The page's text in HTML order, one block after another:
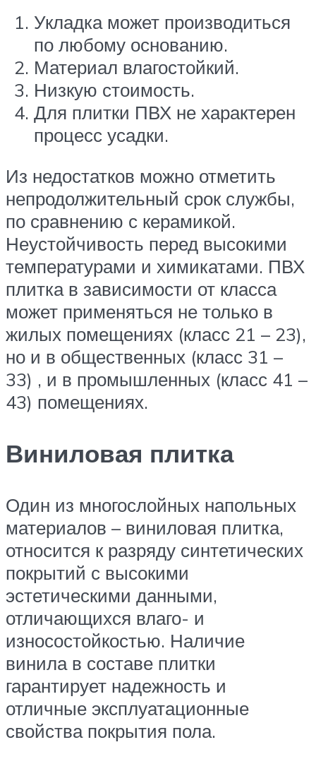
Укладка может производиться
по любому основанию.
Материал влагостойкий.
Низкую стоимость.
Для плитки ПВХ не характерен
процесс усадки.
Из недостатков можно отметить
непродолжительный срок службы,
по сравнению с керамикой.
Неустойчивость перед высокими
температурами и химикатами. ПВХ
плитка в зависимости от класса
может применяться не только в
жилых помещениях (класс 21 – 23),
но и в общественных (класс 31 –
33) , и в промышленных (класс 41 –
43) помещениях.
Виниловая плитка
Один из многослойных напольных
материалов – виниловая плитка,
относится к разряду синтетических
покрытий с высокими
эстетическими данными,
отличающихся влаго- и
износостойкостью. Наличие
винила в составе плитки
гарантирует надежность и
отличные эксплуатационные
свойства покрытия пола.